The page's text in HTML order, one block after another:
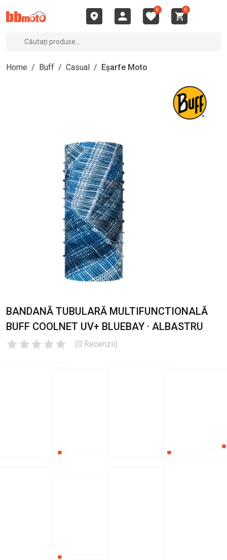
0 0
Home / Buff / Casual / Eșarfe Moto
BANDANĂ TUBULARĂ MULTIFUNCTIONALĂ
BUFF COOLNET UV+ BLUEBAY · ALBASTRU
(0 Recenzii)